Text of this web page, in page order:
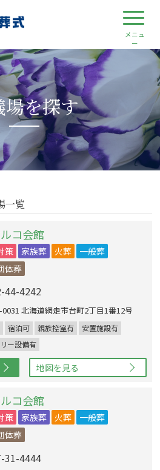
場を探す
一覧
コ会館
策 家族葬 火葬
一般葬
体葬
44-4242
0031 北海道網走市台町2丁目1番12号
宿泊可 親族控室有
安置施設有
ー設備有
地図を見る
コ会館
策 家族葬 火葬
一般葬
体葬
31-4444